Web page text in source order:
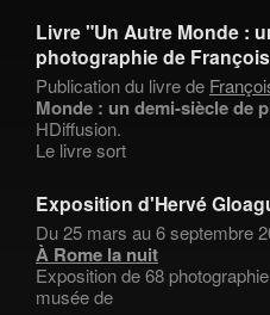
Livre "Un Autre Monde :
photographie de
Publication du livre de
Monde : un demi-siècle de
HDiffusion.
Le livre sort
Exposition d'Hervé
Du 25 mars au 6 septembre
À Rome la nuit
Exposition de 68
musée de